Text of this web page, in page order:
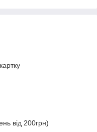
від 200грн)